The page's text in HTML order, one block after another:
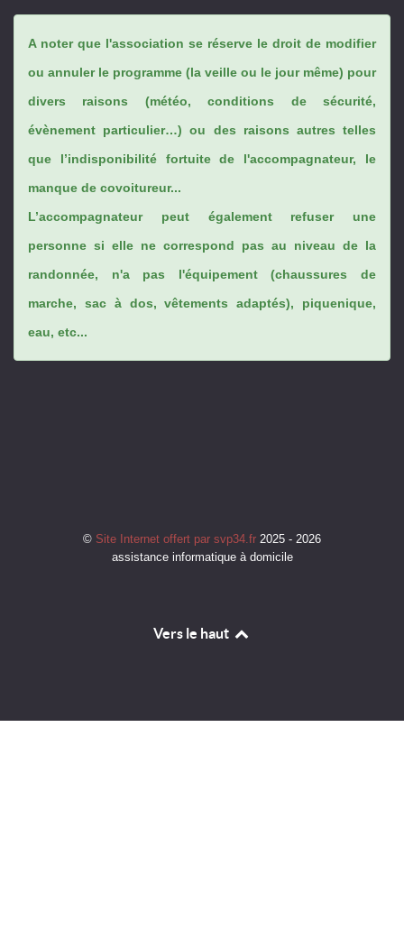
A noter que l'association se réserve le droit de modifier
ou annuler le programme (la veille ou le jour même) pour
divers raisons (météo, conditions de sécurité,
évènement particulier…) ou des raisons autres telles
que l’indisponibilité fortuite de l'accompagnateur, le
manque de covoitureur...
L’accompagnateur peut également refuser une
personne si elle ne correspond pas au niveau de la
randonnée, n'a pas l'équipement (chaussures de
marche, sac à dos, vêtements adaptés), piquenique,
eau, etc...
© Site Internet offert par svp34.fr 2025 - 2026
assistance informatique à domicile
Vers le haut